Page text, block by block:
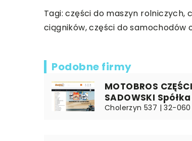
Tagi: części do maszyn rolniczych,
ciągników, części do samochodów
Podobne firmy
MOTOBROS
SADOWSKI
Cholerzyn 537 | 32-060